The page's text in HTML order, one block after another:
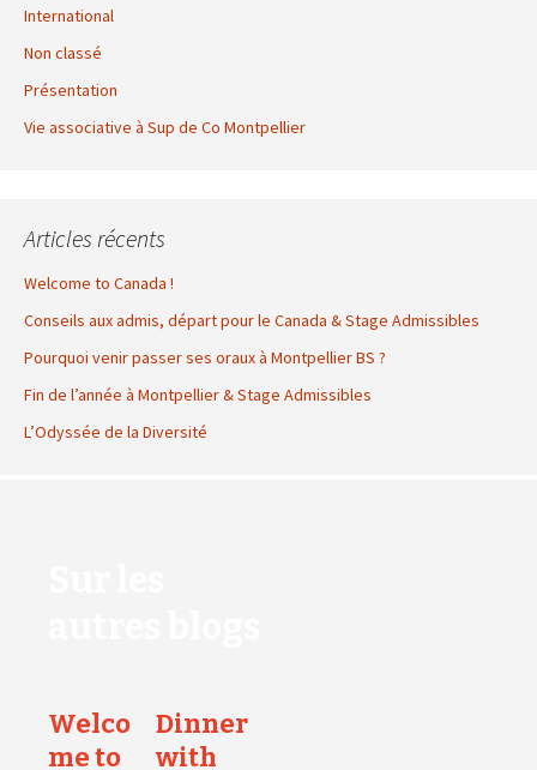
International
Non classé
Présentation
Vie associative à Sup de Co Montpellier
Articles récents
Welcome to Canada !
Conseils aux admis, départ pour le Canada & Stage Admissibles
Pourquoi venir passer ses oraux à Montpellier BS ?
Fin de l’année à Montpellier & Stage Admissibles
L’Odyssée de la Diversité
Welco
me to
Dinner
with